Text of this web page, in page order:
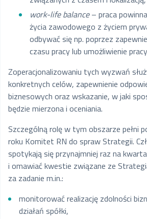
work-life balance– praca
życia zawodowego z życiem
odbywać się np. poprzez
czasu pracy lub umożliwienie
Zoperacjonalizowaniu tych wyzwań
konkretnych celów, zapewnienie
biznesowych oraz wskazanie, w jaki
będzie mierzona i oceniania.
Szczególną rolę w tym obszarze pełni
roku Komitet RN do spraw Strategii.
spotykają się przynajmniej raz na
i omawiać kwestie związane ze
za zadanie m.in.:
monitorować realizację zdolności
działań spółki,